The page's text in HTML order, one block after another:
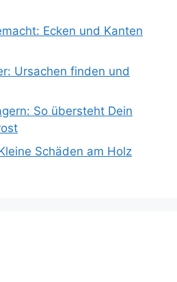
Ecken und Kanten
Ursachen finden und
So übersteht Dein
Schäden am Holz